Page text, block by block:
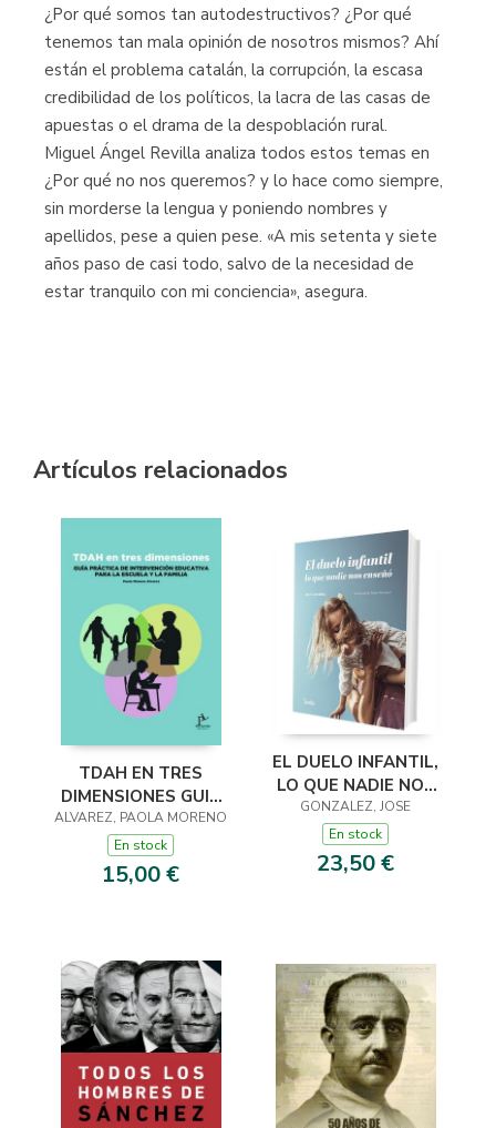
¿Por qué somos tan autodestructivos? ¿Por qué
tenemos tan mala opinión de nosotros mismos? Ahí
están el problema catalán, la corrupción, la escasa
credibilidad de los políticos, la lacra de las casas de
apuestas o el drama de la despoblación rural.
Miguel Ángel Revilla analiza todos estos temas en
¿Por qué no nos queremos? y lo hace como siempre,
sin morderse la lengua y poniendo nombres y
apellidos, pese a quien pese. «A mis setenta y siete
años paso de casi todo, salvo de la necesidad de
estar tranquilo con mi conciencia», asegura.
Artículos relacionados
TDAH EN TRES
DIMENSIONES GUIA
PRACTICA DE
INTERVENCION
EDUC
ALVAREZ, PAOLA MORENO
En stock
15,00 €
EL DUELO INFANTIL,
LO QUE NADIE NOS
ENSEÑÓ
GONZALEZ, JOSE
En stock
23,50 €